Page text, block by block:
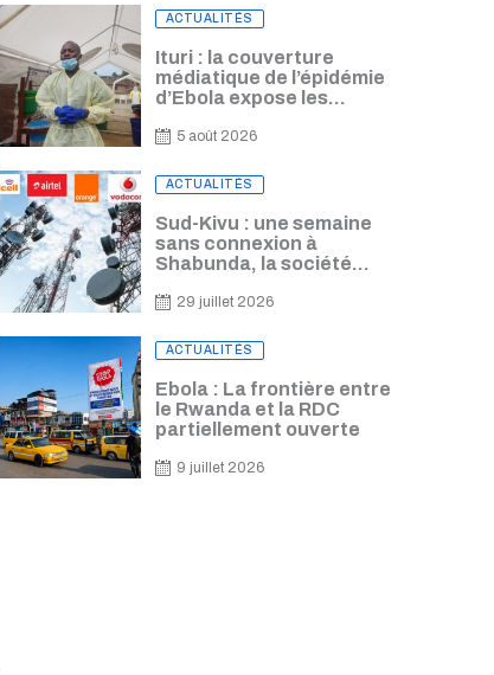
d’Ebola
ACTUALITÉS
Ituri : la couverture
médiatique de l’épidémie
d’Ebola expose les
contamination, alerte
Posted
5 août 2026
ACTUALITÉS
Sud-Kivu : une semaine
sans connexion à
Shabunda, la société
lourdes conséquences
Posted
29 juillet 2026
ACTUALITÉS
Ebola : La frontière entre
le Rwanda et la RDC
partiellement ouverte
Posted
9 juillet 2026